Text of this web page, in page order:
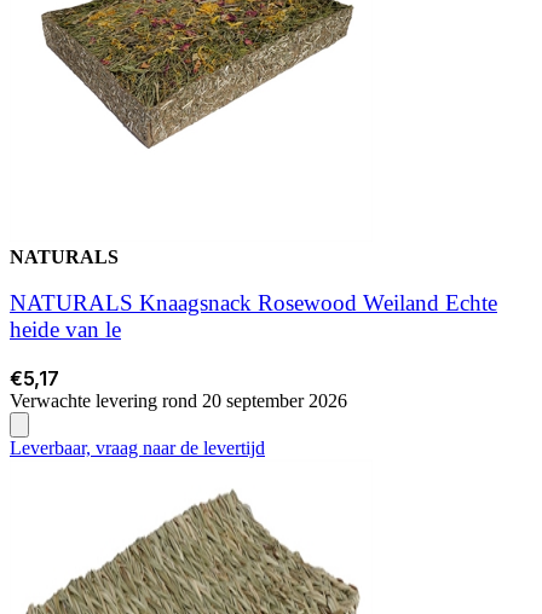
NATURALS
NATURALS Knaagsnack Rosewood Weiland Echte
heide van le
€5,17
Verwachte levering rond 20 september 2026
Leverbaar, vraag naar de levertijd